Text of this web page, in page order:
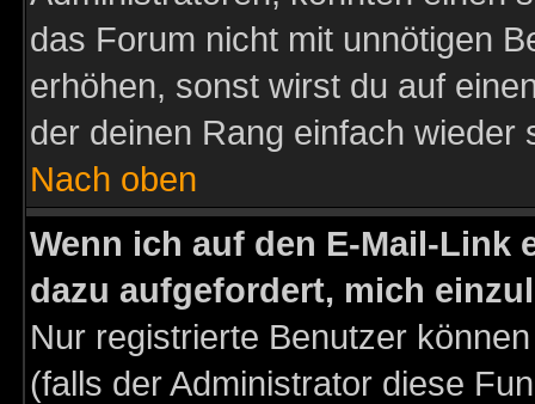
das Forum nicht mit unnötigen
erhöhen, sonst wirst du auf
der deinen Rang einfach wieder
Nach oben
Wenn ich auf den E-Mail-Link
dazu aufgefordert, mich
Nur registrierte Benutzer
(falls der Administrator diese